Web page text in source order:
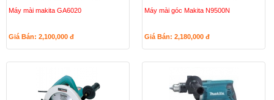
Máy mài makita GA6020
Giá Bán: 2,100,000 đ
Máy mài góc Makita N9500N
Giá Bán: 2,180,000 đ